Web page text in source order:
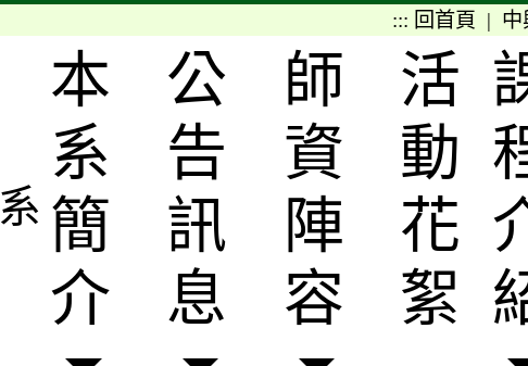
::: 回首頁 | 中
本
系
簡
介
公
告
訊
息
師
資
陣
容
活
動
花
絮